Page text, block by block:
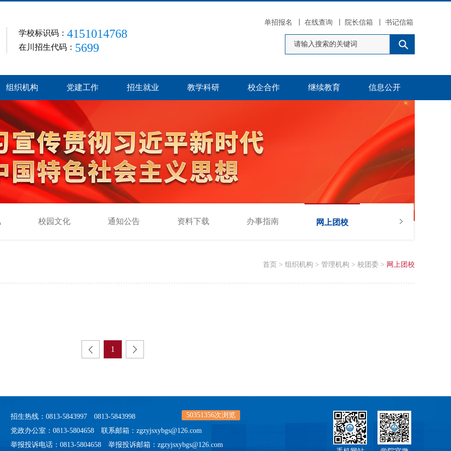
学校标识码： 4151014768
在川招生代码： 5699
单招报名 在线查询 院长信箱 书记信箱
组织机构 党建工作 招生就业 教学科研 校企合作 继续教育 信息公开
校园文化 通知公告 资料下载 办事指南 网上团校 青春榜样
首页 > 组织机构 > 管理机构 > 校团委 > 网上团校
1
招生热线：0813-5843997 0813-5843998
党政办公室：0813-5804658 联系邮箱：zgzyjsxybgs@126.com
举报投诉电话：0813-5804658 举报投诉邮箱：zgzyjsxybgs@126.com
50351356次浏览